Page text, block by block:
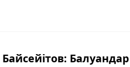
Балуандар